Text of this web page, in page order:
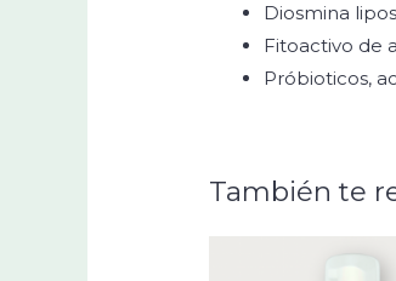
Diosmina
Fitoactivo de
Próbioticos,
También te